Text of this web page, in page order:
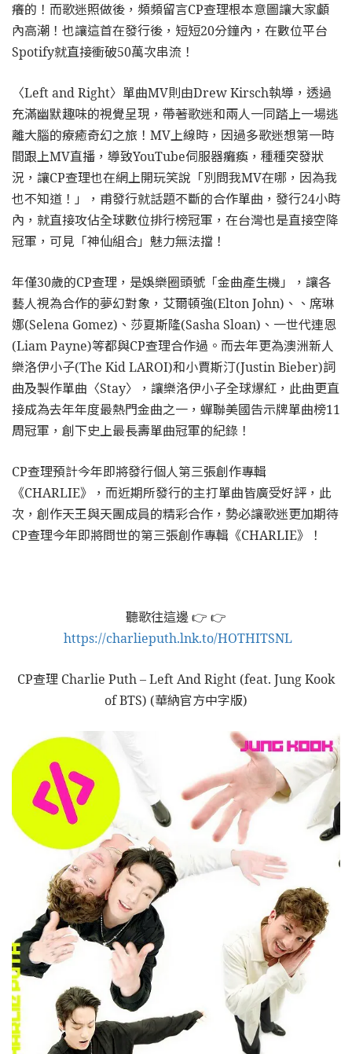
癢的！而歌迷照做後，頻頻留言CP查理根本意圖讓大家顱
內高潮！也讓這首在發行後，短短20分鐘內，在數位平台
Spotify就直接衝破50萬次串流！
〈Left and Right〉單曲MV則由Drew Kirsch執導，透過
充滿幽默趣味的視覺呈現，帶著歌迷和兩人一同踏上一場逃
離大腦的療癒奇幻之旅！MV上線時，因過多歌迷想第一時
間跟上MV直播，導致YouTube伺服器癱瘓，種種突發狀
況，讓CP查理也在網上開玩笑說「別問我MV在哪，因為我
也不知道！」，甫發行就話題不斷的合作單曲，發行24小時
內，就直接攻佔全球數位排行榜冠軍，在台灣也是直接空降
冠軍，可見「神仙組合」魅力無法擋！
年僅30歲的CP查理，是娛樂圈頭號「金曲產生機」，讓各
藝人視為合作的夢幻對象，艾爾頓強(Elton John)、、席琳
娜(Selena Gomez)、莎夏斯隆(Sasha Sloan)、一世代連恩
(Liam Payne)等都與CP查理合作過。而去年更為澳洲新人
樂洛伊小子(The Kid LAROI)和小賈斯汀(Justin Bieber)詞
曲及製作單曲〈Stay〉，讓樂洛伊小子全球爆紅，此曲更直
接成為去年年度最熱門金曲之一，蟬聯美國告示牌單曲榜11
周冠軍，創下史上最長壽單曲冠軍的紀錄！
CP查理預計今年即將發行個人第三張創作專輯
《CHARLIE》，而近期所發行的主打單曲皆廣受好評，此
次，創作天王與天團成員的精彩合作，勢必讓歌迷更加期待
CP查理今年即將問世的第三張創作專輯《CHARLIE》！
聽歌往這邊 👉 👉
https://charlieputh.lnk.to/HOTHITSNL
CP查理 Charlie Puth – Left And Right (feat. Jung Kook
of BTS) (華納官方中字版)